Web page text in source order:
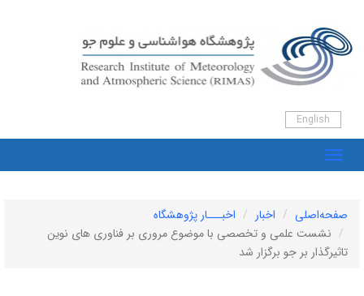
English
صفحه‌اصلی اخبار
اخبـــار پژوهشگاه
نشست علمی و تخصصی با موضوع مروری بر فناوری های نوین
تاثیرگذار بر جو برگزار شد